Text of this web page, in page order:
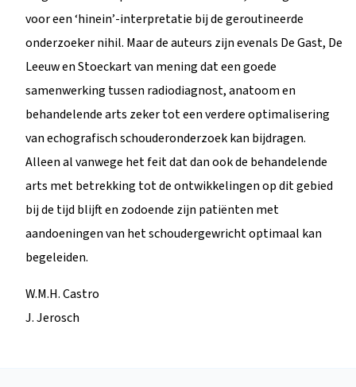
voor een ‘hinein’-interpretatie bij de geroutineerde
onderzoeker nihil. Maar de auteurs zijn evenals De Gast, De
Leeuw en Stoeckart van mening dat een goede
samenwerking tussen radiodiagnost, anatoom en
behandelende arts zeker tot een verdere optimalisering
van echografisch schouderonderzoek kan bijdragen.
Alleen al vanwege het feit dat dan ook de behandelende
arts met betrekking tot de ontwikkelingen op dit gebied
bij de tijd blijft en zodoende zijn patiënten met
aandoeningen van het schoudergewricht optimaal kan
begeleiden.
W.M.H. Castro
J. Jerosch